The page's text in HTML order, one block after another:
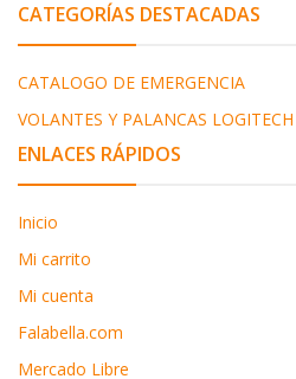
CATEGORÍAS DESTACADAS
CATALOGO DE EMERGENCIA
VOLANTES Y PALANCAS LOGITECH
ENLACES RÁPIDOS
Inicio
Mi carrito
Mi cuenta
Falabella.com
Mercado Libre